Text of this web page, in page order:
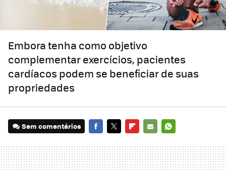
Embora tenha como objetivo
complementar exercícios, pacientes
cardíacos podem se beneficiar de suas
propriedades
Sem comentários
MAIL